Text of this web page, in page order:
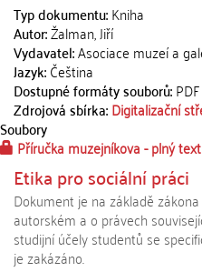
Typ dokumentu:Kniha
Autor:Žalman, Jiří
Vydavatel:Asociace muzeí a
Jazyk:Čeština
Dostupné formáty souborů:PDF
Zdrojová sbírka:Digitalizační
Soubory
Příručka muzejníkova - plný
Etika pro sociální práci
Dokument je na základě
autorském a o právech
studijní účely studentů se
je zakázáno.